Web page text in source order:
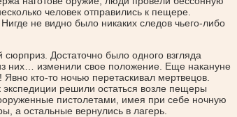
человек отправились к пещере.
не видно было никаких следов чьего-либо
Достаточно было одного взгляда
них… изменили свое положение. Еще накануне
Явно кто-то ночью перетаскивал мертвецов.
решили остаться возле пещеры
пистолетами, имея при себе ночную
а остальные вернулись в лагерь.